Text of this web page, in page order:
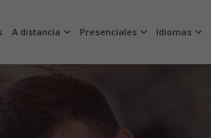
A distancia Presenciales Idiomas